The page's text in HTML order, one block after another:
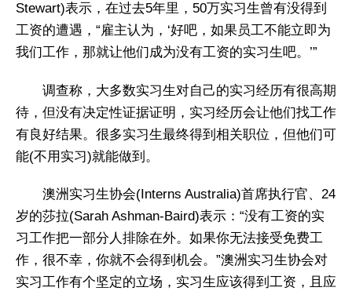
Stewart)表示，在过去5年里，50万实习生曾有没得到
工资的遭遇，“雇主认为，‘好吧，如果员工不能立即为
我们工作，那就让他们成为没有工资的实习生吧。’”
调查称，大多数实习生对自己的实习经历有很高期
待，但没有决定性证据证明，实习经历会让他们找工作
有良好结果。很多实习生最终得到相关职位，但他们可
能(不用实习)就能做到。
澳洲实习生协会(Interns Australia)首席执行官、24
岁的莎拉(Sarah Ashman-Baird)表示：“没有工资的实
习工作把一部分人排除在外。如果你无法接受免费工
作，很不幸，你就不会得到机会。”澳洲实习生协会对
实习工作有个坚定的立场，实习生应该得到工资，且应